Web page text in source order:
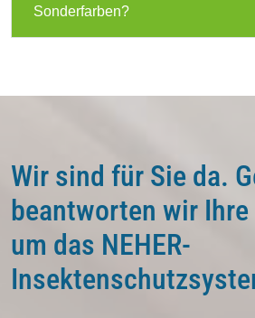
Sonderfarben?
Wir sind für Sie da.
beantworten wir Ihre
um das NEHER-